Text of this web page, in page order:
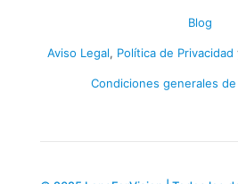
Blog
Aviso Legal, Política de Privacidad
Condiciones generales